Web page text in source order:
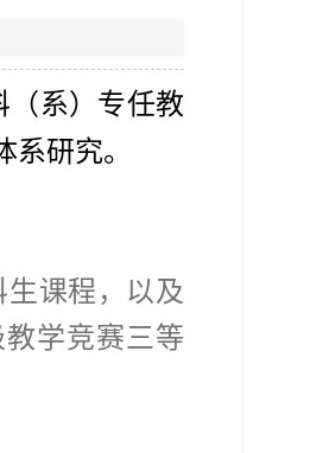
（系）专任教
研究。
课程，以及
学竞赛三等